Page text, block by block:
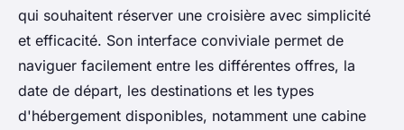
qui souhaitent réserver une croisière avec simplicité
et efficacité. Son interface conviviale permet de
naviguer facilement entre les différentes offres, la
date de départ, les destinations et les types
d'hébergement disponibles, notamment une cabine